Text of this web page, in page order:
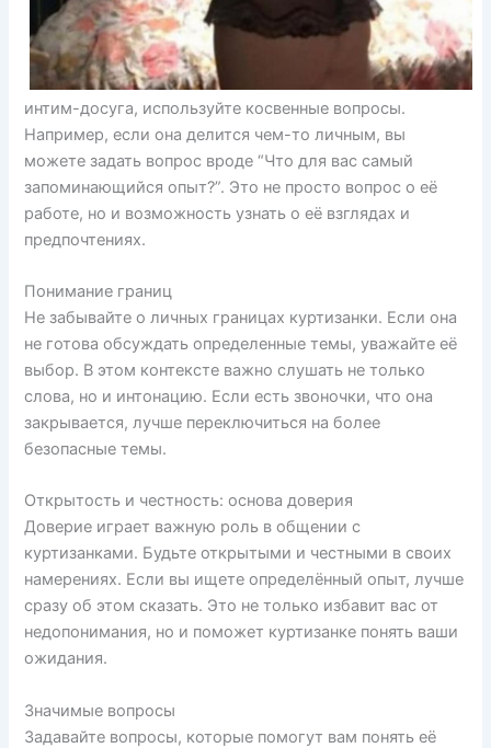
интим-досуга, используйте косвенные вопросы.
Например, если она делится чем-то личным, вы
можете задать вопрос вроде “Что для вас самый
запоминающийся опыт?”. Это не просто вопрос о её
работе, но и возможность узнать о её взглядах и
предпочтениях.
Понимание границ
Не забывайте о личных границах куртизанки. Если она
не готова обсуждать определенные темы, уважайте её
выбор. В этом контексте важно слушать не только
слова, но и интонацию. Если есть звоночки, что она
закрывается, лучше переключиться на более
безопасные темы.
Открытость и честность: основа доверия
Доверие играет важную роль в общении с
куртизанками. Будьте открытыми и честными в своих
намерениях. Если вы ищете определённый опыт, лучше
сразу об этом сказать. Это не только избавит вас от
недопонимания, но и поможет куртизанке понять ваши
ожидания.
Значимые вопросы
Задавайте вопросы, которые помогут вам понять её